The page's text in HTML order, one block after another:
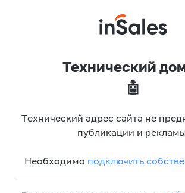
Технический
🤖
Технический адрес сайта не
публикации и
Необходимо подключить